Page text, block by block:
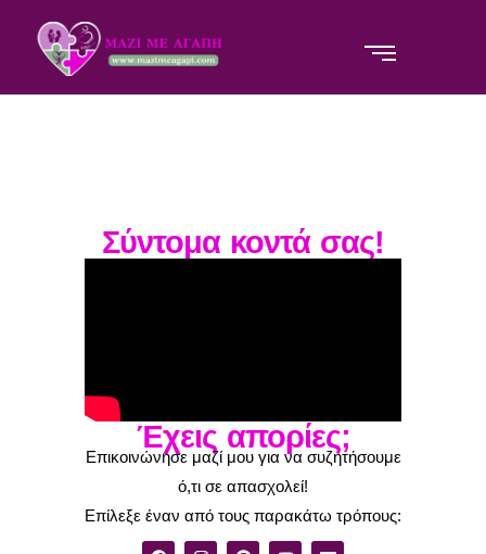
Σύντομα κοντά σας!
Έχεις απορίες;
Επικοινώνησε μαζί μου για να συζητήσουμε
ό,τι σε απασχολεί!
Επίλεξε έναν από τους παρακάτω τρόπους: